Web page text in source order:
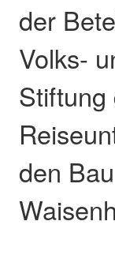
der
Volks-
Stiftung
den